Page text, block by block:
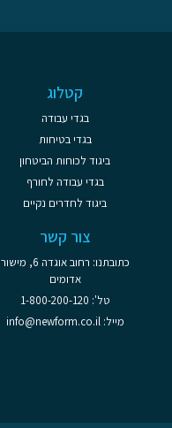
קטלוג
בגדי עבודה
בגדי בטיחות
ביגוד לכוחות הביטחון
בגדי עבודה לחורף
ביגוד לחדרים נקיים
צור קשר
כתובתנו: רחוב אוגדה 6, מישור
אדומים
טל': 1-800-200-120
מייל: info@newform.co.il